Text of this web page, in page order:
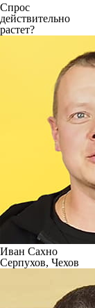
Спрос
действительно
растет?
Иван Сахно
Серпухов, Чехов